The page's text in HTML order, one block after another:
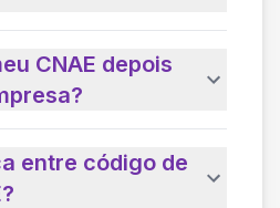
CNAE depois
entre código de